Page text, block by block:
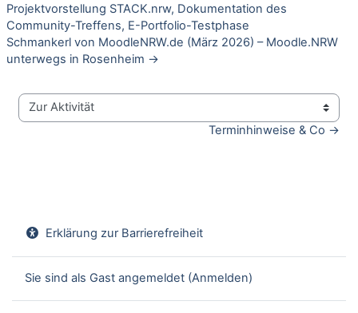
Projektvorstellung STACK.nrw, Dokumentation des
Community-Treffens, E-Portfolio-Testphase
Schmankerl von MoodleNRW.de (März 2026) – Moodle.NRW
unterwegs in Rosenheim →
Zur Aktivität
Terminhinweise & Co →
Erklärung zur Barrierefreiheit
Sie sind als Gast angemeldet (Anmelden)